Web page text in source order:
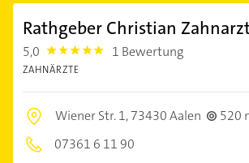
Rathgeber Christian
5,0 5.0 1 Bewertung
ZAHNÄRZTE
Wiener Str. 1,73430 Aalen
520
07361 6 11 90